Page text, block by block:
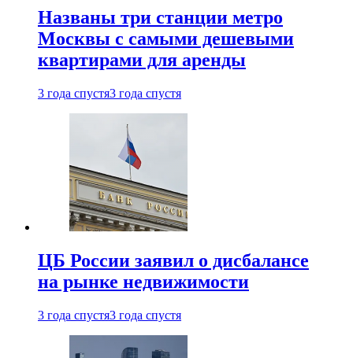
Названы три станции метро
Москвы с самыми дешевыми
квартирами для аренды
3 года спустя3 года спустя
ЦБ России заявил о дисбалансе
на рынке недвижимости
3 года спустя3 года спустя